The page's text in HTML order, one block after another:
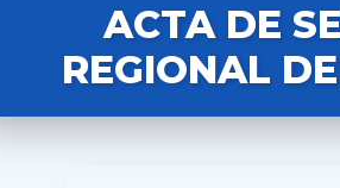
ACTA DE
REGIONAL